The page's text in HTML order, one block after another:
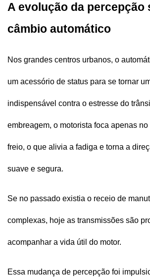
A evolução da percepção
câmbio automático
Nos grandes centros urbanos, o
um acessório de status para se tornar
indispensável contra o estresse do
embreagem, o motorista foca apenas
freio, o que alivia a fadiga e torna a
suave e segura.
Se no passado existia o receio de
complexas, hoje as transmissões são
acompanhar a vida útil do motor.
Essa mudança de percepção foi